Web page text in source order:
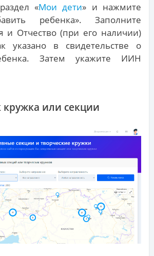
«Мои дети» и нажмите
ребенка». Заполните
Отчество (при его наличии)
указано в свидетельстве о
Затем укажите ИИН
или секции